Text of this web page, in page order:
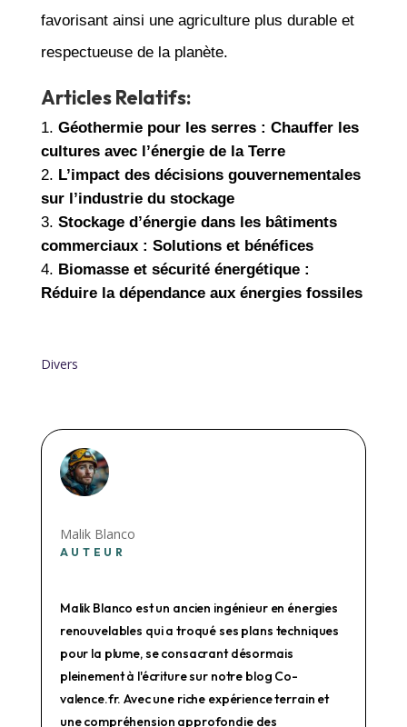
favorisant ainsi une agriculture plus durable et
respectueuse de la planète.
Articles Relatifs:
Géothermie pour les serres : Chauffer les
cultures avec l’énergie de la Terre
L’impact des décisions gouvernementales
sur l’industrie du stockage
Stockage d’énergie dans les bâtiments
commerciaux : Solutions et bénéfices
Biomasse et sécurité énergétique :
Réduire la dépendance aux énergies fossiles
Divers
Malik Blanco
AUTEUR
Malik Blanco est un ancien ingénieur en énergies
renouvelables qui a troqué ses plans techniques
pour la plume, se consacrant désormais
pleinement à l'écriture sur notre blog Co-
valence.fr. Avec une riche expérience terrain et
une compréhension approfondie des